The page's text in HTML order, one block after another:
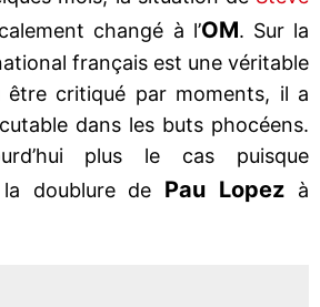
changé à l’OM. Sur la
français est une véritable
être critiqué par moments, il a
dans les buts phocéens.
plus le cas puisque
doublure de Pau Lopez à